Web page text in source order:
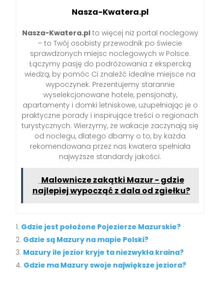
Nasza-Kwatera.pl
Nasza-Kwatera.plto więcej niż portal noclegowy
– to Twój osobisty przewodnik po świecie
sprawdzonych miejsc noclegowych w Polsce.
Łączymy pasję do podróżowania z ekspercką
wiedzą, by pomóc Ci znaleźć idealne miejsce na
wypoczynek. Prezentujemy starannie
wyselekcjonowane hotele, pensjonaty,
apartamenty i domki letniskowe, uzupełniając je o
praktyczne porady i inspirujące treści o regionach
turystycznych. Wierzymy, że wakacje zaczynają się
od noclegu, dlatego dbamy o to, by każda
rekomendowana przez nas kwatera spełniała
najwyższe standardy jakości.
Malownicze zakątki Mazur - gdzie
najlepiej wypocząć z dala od zgiełku?
Gdzie jest położone Pojezierze Mazurskie?
Gdzie są Mazury na mapie Polski?
Mazury ile jezior kryje ta niezwykła kraina?
Gdzie ma Mazury swoje największe jeziora?